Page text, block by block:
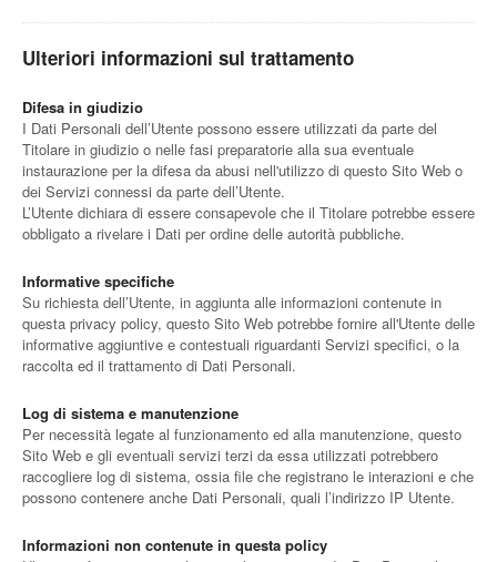
Ulteriori informazioni sul trattamento
Difesa in giudizio
I Dati Personali dell’Utente possono essere utilizzati da parte del
Titolare in giudizio o nelle fasi preparatorie alla sua eventuale
instaurazione per la difesa da abusi nell'utilizzo di questo Sito Web o
dei Servizi connessi da parte dell’Utente.
L’Utente dichiara di essere consapevole che il Titolare potrebbe essere
obbligato a rivelare i Dati per ordine delle autorità pubbliche.
Informative specifiche
Su richiesta dell’Utente, in aggiunta alle informazioni contenute in
questa privacy policy, questo Sito Web potrebbe fornire all'Utente delle
informative aggiuntive e contestuali riguardanti Servizi specifici, o la
raccolta ed il trattamento di Dati Personali.
Log di sistema e manutenzione
Per necessità legate al funzionamento ed alla manutenzione, questo
Sito Web e gli eventuali servizi terzi da essa utilizzati potrebbero
raccogliere log di sistema, ossia file che registrano le interazioni e che
possono contenere anche Dati Personali, quali l’indirizzo IP Utente.
Informazioni non contenute in questa policy